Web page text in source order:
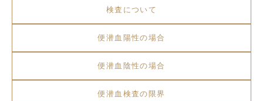
検査について
便潜血陽性の場合
便潜血陰性の場合
便潜血検査の限界